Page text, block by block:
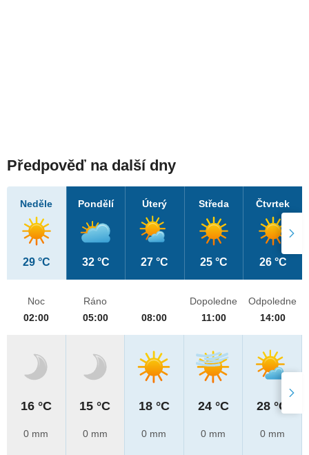
Předpověď na další dny
Neděle
29 °C
Pondělí
32 °C
Úterý
27 °C
Středa
25 °C
Čtvrtek
26 °C
Noc
02:00
16 °C
0 mm
Ráno
05:00
15 °C
0 mm
08:00
18 °C
0 mm
Dopoledne
11:00
24 °C
0 mm
Odpoledne
14:00
28 °C
0 mm